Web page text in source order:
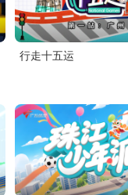
行走十五运